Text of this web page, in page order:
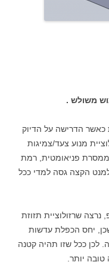
כאשר הדרישה על הדיוק
מנוע צעד/צמיגות
פניאומטית, רמת
הקצה גסה למדי ככל
שרזולוציית תזוזת
יחס הכפלת עדשות
לכן ככל שזו תהיה קטנה
יותר.